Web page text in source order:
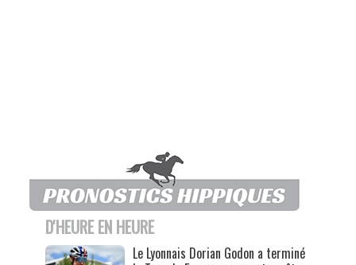
D'HEURE EN HEURE
Le Lyonnais Dorian Godon a terminé